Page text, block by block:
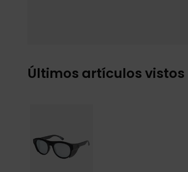
Últimos artículos vistos